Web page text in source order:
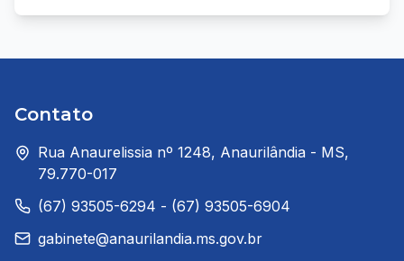
Contato
Rua Anaurelissia nº 1248, Anaurilândia - MS,
79.770-017
(67) 93505-6294 - (67) 93505-6904
gabinete@anaurilandia.ms.gov.br